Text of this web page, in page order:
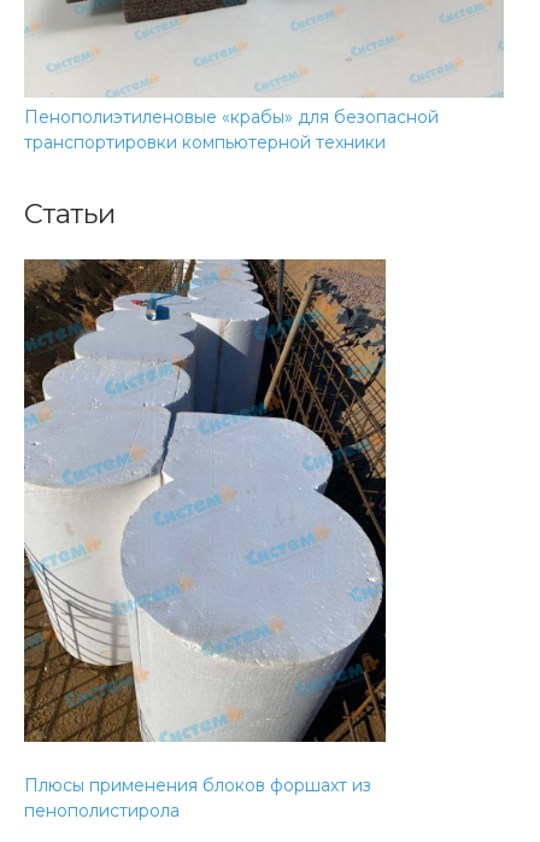
Пенополиэтиленовые «крабы» для безопасной
транспортировки компьютерной техники
Статьи
Плюсы применения блоков форшахт из
пенополистирола